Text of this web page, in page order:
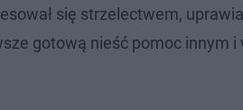
się strzelectwem,
gotową nieść pomoc innym i